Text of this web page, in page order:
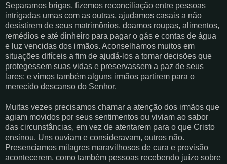
Separamos brigas, fizemos reconciliação entre pessoas
intrigadas umas com as outras, ajudamos casais a não
desistirem de seus matrimônios, doamos roupas, alimentos,
remédios e até dinheiro para pagar o gás e contas de água
e luz vencidas dos irmãos. Aconselhamos muitos em
situações difíceis a fim de ajudá-los a tomar decisões que
protegessem suas vidas e preservassem a paz de seus
lares; e vimos também alguns irmãos partirem para o
merecido descanso do Senhor.
Muitas vezes precisamos chamar a atenção dos irmãos que
agiam movidos por seus sentimentos ou viviam ao sabor
das circunstâncias, em vez de atentarem para o que Cristo
ensinou. Uns ouviam e consideravam, outros não.
Presenciamos milagres maravilhosos de cura e provisão
acontecerem, como também pessoas recebendo juízo sobre